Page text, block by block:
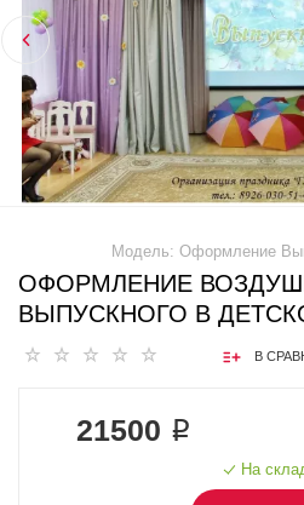
Модель: Оформление
ОФОРМЛЕНИЕ
ВЫПУСКНОГО В
В
21500 ₽
На